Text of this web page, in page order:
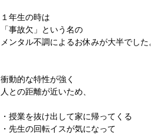
１年生の時は
「事故欠」という名の
メンタル不調によるお休みが大半でした
衝動的な特性が強く
人との距離が近いため、
・授業を抜け出して家に帰ってくる
・先生の回転イスが気になって